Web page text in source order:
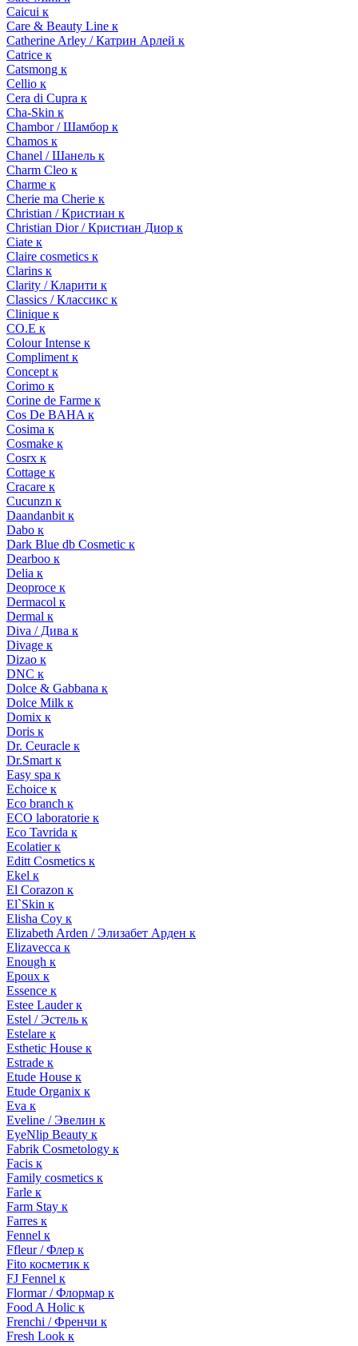
Caicui к
Care & Beauty Line к
Catherine Arley / Катрин Арлей к
Catrice к
Catsmong к
Cellio к
Cera di Cupra к
Cha-Skin к
Chambor / Шамбор к
Chamos к
Chanel / Шанель к
Charm Cleo к
Charme к
Cherie ma Cherie к
Christian / Кристиан к
Christian Dior / Кристиан Диор к
Ciate к
Claire cosmetics к
Clarins к
Clarity / Кларити к
Classics / Классикс к
Clinique к
CO.E к
Colour Intense к
Compliment к
Concept к
Corimo к
Corine de Farme к
Cos De BAHA к
Cosima к
Cosmake к
Cosrx к
Cottage к
Cracare к
Cucunzn к
Daandanbit к
Dabo к
Dark Blue db Cosmetic к
Dearboo к
Delia к
Deoproce к
Dermacol к
Dermal к
Diva / Дива к
Divage к
Dizao к
DNC к
Dolce & Gabbana к
Dolce Milk к
Domix к
Doris к
Dr. Ceuracle к
Dr.Smart к
Easy spa к
Echoice к
Eco branch к
ECO laboratorie к
Eco Tavrida к
Ecolatier к
Editt Cosmetics к
Ekel к
El Corazon к
El`Skin к
Elisha Coy к
Elizabeth Arden / Элизабет Арден к
Elizavecca к
Enough к
Epoux к
Essence к
Estee Lauder к
Estel / Эстель к
Estelare к
Esthetic House к
Estrade к
Etude House к
Etude Organix к
Eva к
Eveline / Эвелин к
EyeNlip Beauty к
Fabrik Cosmetology к
Facis к
Family cosmetics к
Farle к
Farm Stay к
Farres к
Fennel к
Ffleur / Флер к
Fito косметик к
FJ Fennel к
Flormar / Флормар к
Food A Holic к
Frenchi / Френчи к
Fresh Look к